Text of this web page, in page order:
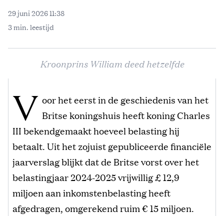
29 juni 2026 11:38
3 min. leestijd
Kroonprins William deed hetzelfde
V oor het eerst in de geschiedenis van het
Britse koningshuis heeft koning Charles
III bekendgemaakt hoeveel belasting hij
betaalt. Uit het zojuist gepubliceerde financiële
jaarverslag blijkt dat de Britse vorst over het
belastingjaar 2024-2025 vrijwillig £ 12,9
miljoen aan inkomstenbelasting heeft
afgedragen, omgerekend ruim € 15 miljoen.